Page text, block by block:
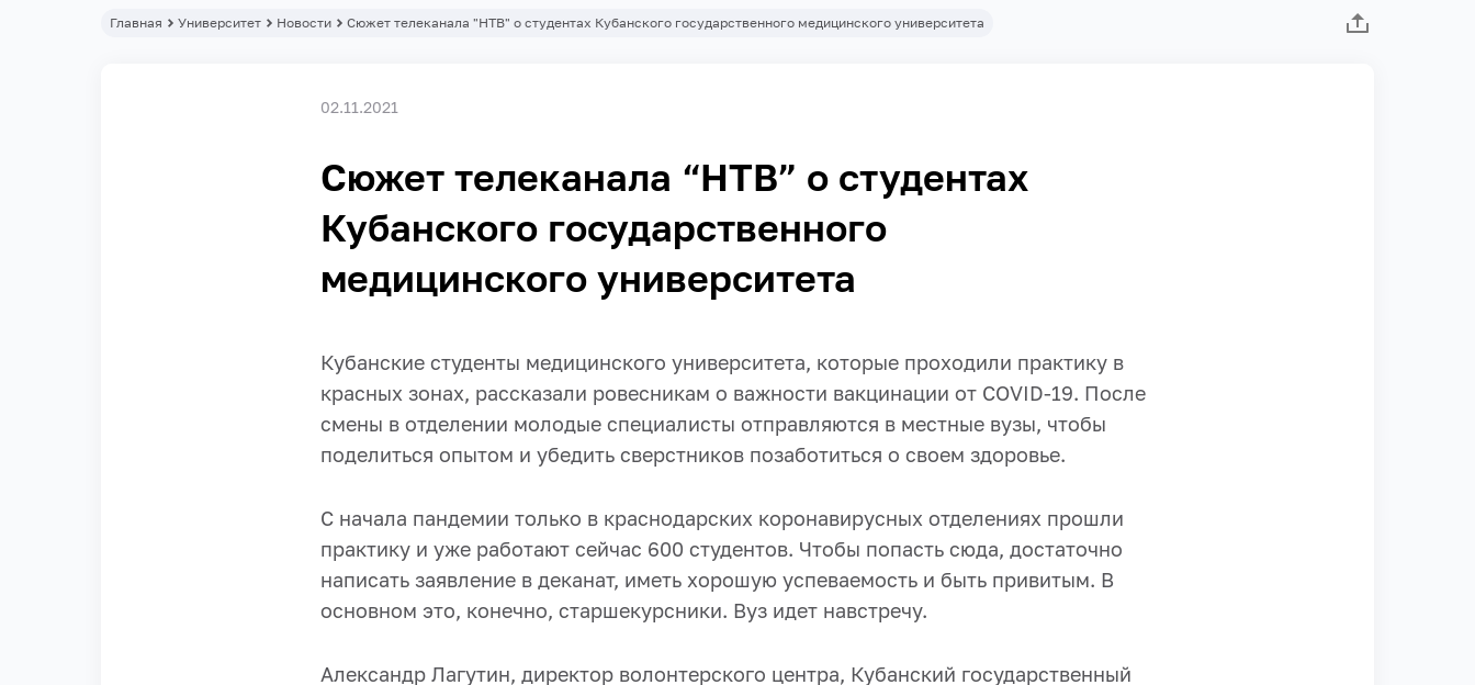
Главная Университет Новости Сюжет телеканала "НТВ" о студентах Кубанского государственного медицинского университета
02.11.2021
Сюжет телеканала “НТВ” о студентах
Кубанского государственного
медицинского университета
Кубанские студенты медицинского университета, которые проходили практику в
красных зонах, рассказали ровесникам о важности вакцинации от COVID-19. После
смены в отделении молодые специалисты отправляются в местные вузы, чтобы
поделиться опытом и убедить сверстников позаботиться о своем здоровье.
С начала пандемии только в краснодарских коронавирусных отделениях прошли
практику и уже работают сейчас 600 студентов. Чтобы попасть сюда, достаточно
написать заявление в деканат, иметь хорошую успеваемость и быть привитым. В
основном это, конечно, старшекурсники. Вуз идет навстречу.
Александр Лагутин, директор волонтерского центра, Кубанский государственный